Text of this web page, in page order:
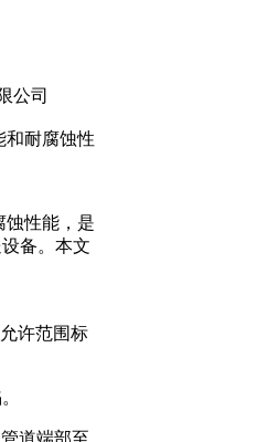
公司
和耐腐蚀性
蚀性能，是
备。本文
许范围标
道端部至